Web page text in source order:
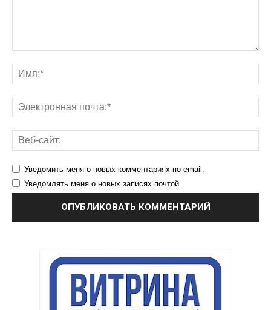
Уведомить меня о новых комментариях по email.
Уведомлять меня о новых записях почтой.